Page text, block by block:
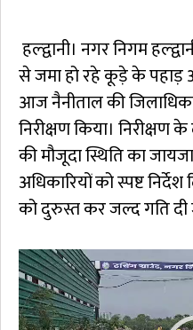
हल्द्वानी। नगर निगम
से जमा हो रहे कूड़े के पहाड़
आज नैनीताल की
निरीक्षण किया। निरीक्षण
की मौजूदा स्थिति का
अधिकारियों को स्पष्ट
को दुरुस्त कर जल्द गति
Video
Player